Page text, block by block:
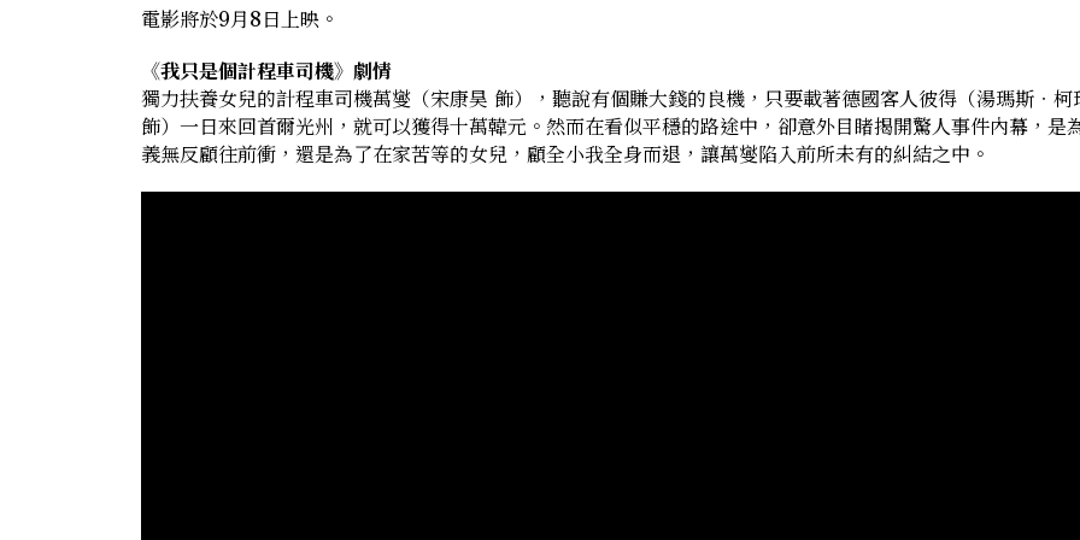
電影將於9月8日上映。
《我只是個計程車司機》劇情
獨力扶養女兒的計程車司機萬燮（宋康昊 飾），聽說有個賺大錢的良機，只要載著德國客人彼得（湯瑪斯‧柯
飾）一日來回首爾光州，就可以獲得十萬韓元。然而在看似平穩的路途中，卻意外目睹揭開驚人事件內幕，是
義無反顧往前衝，還是為了在家苦等的女兒，顧全小我全身而退，讓萬燮陷入前所未有的糾結之中。